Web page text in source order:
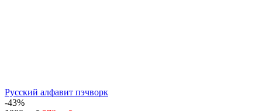
Русский алфавит пэчворк
-43%